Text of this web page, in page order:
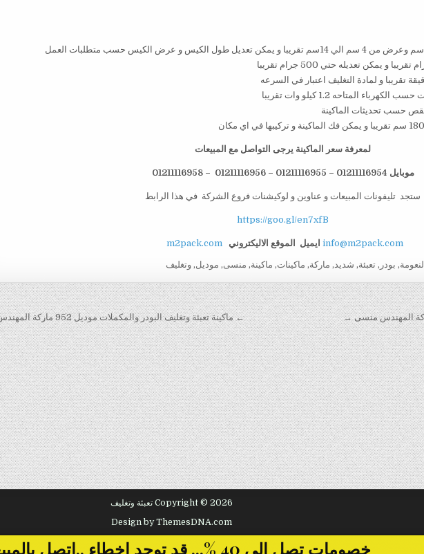
لمعرفة سعر الماكينة يرجى التواصل مع المبيعات
موبايل 01211116954 – 01211116955 – 01211116956 – 01211116958
ستجد تليفونات المبيعات و عناوين و لوكيشنات فروع الشركة في هذا الرابط
https://goo.gl/en7xfB
info@m2pack.comايميل الموقع الاليكتروني m2pack.com
النعومة, بودر ,تعبئة, شديد, ماركة, ماكينات, ماكينة, منسى, موديل,وتغليف
← ماكينة تعبئة وتغليف البودر والمكملات موديل 952 ماركة المهندس منسى
Copyright © 2026 تعبئة وتغليف
Design by ThemesDNA.com
خصومات تصل الى 40 %... قد توجد اخطاء ..اتصل بالمبيعات